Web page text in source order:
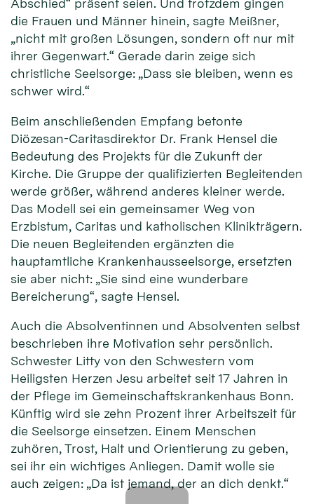
die Frauen und Männer hinein, sagte Meißner,
„nicht mit großen Lösungen, sondern oft nur mit
ihrer Gegenwart.“ Gerade darin zeige sich
christliche Seelsorge: „Dass sie bleiben, wenn es
schwer wird.“
Beim anschließenden Empfang betonte
Diözesan-Caritasdirektor Dr. Frank Hensel die
Bedeutung des Projekts für die Zukunft der
Kirche. Die Gruppe der qualifizierten Begleitenden
werde größer, während anderes kleiner werde.
Das Modell sei ein gemeinsamer Weg von
Erzbistum, Caritas und katholischen Klinikträgern.
Die neuen Begleitenden ergänzten die
hauptamtliche Krankenhausseelsorge, ersetzten
sie aber nicht: „Sie sind eine wunderbare
Bereicherung“, sagte Hensel.
Auch die Absolventinnen und Absolventen selbst
beschrieben ihre Motivation sehr persönlich.
Schwester Litty von den Schwestern vom
Heiligsten Herzen Jesu arbeitet seit 17 Jahren in
der Pflege im Gemeinschaftskrankenhaus Bonn.
Künftig wird sie zehn Prozent ihrer Arbeitszeit für
die Seelsorge einsetzen. Einem Menschen
zuhören, Trost, Halt und Orientierung zu geben,
sei ihr ein wichtiges Anliegen. Damit wolle sie
auch zeigen: „Da ist jemand, der an dich denkt.“